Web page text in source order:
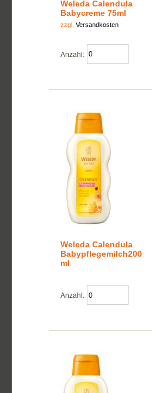
Weleda Calendula
Babycreme 75ml
zzgl. Versandkosten
Anzahl:
Weleda Calendula
Babypflegemilch200
ml
Anzahl: